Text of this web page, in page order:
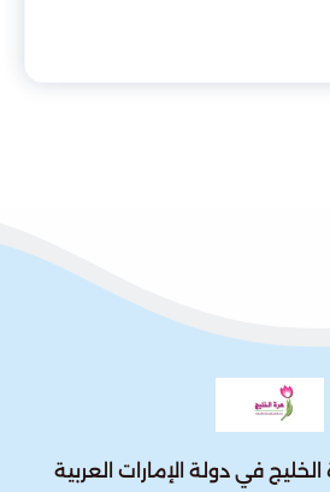
في دولة الإمارات العربية